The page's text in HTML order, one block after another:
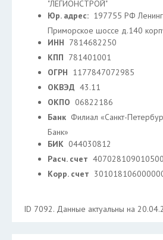
"ЛЕГИОНСТРОЙ"
Юр. адрес: 197755 РФ
Приморское шоссе д.140
ИНН 7814682250
КПП 781401001
ОГРН 1177847072985
ОКВЭД 43.11
ОКПО 06822186
Банк Филиал «Санкт-
Банк»
БИК 044030812
Расч. счет
Корр. счет
ID 7092. Данные актуальны на